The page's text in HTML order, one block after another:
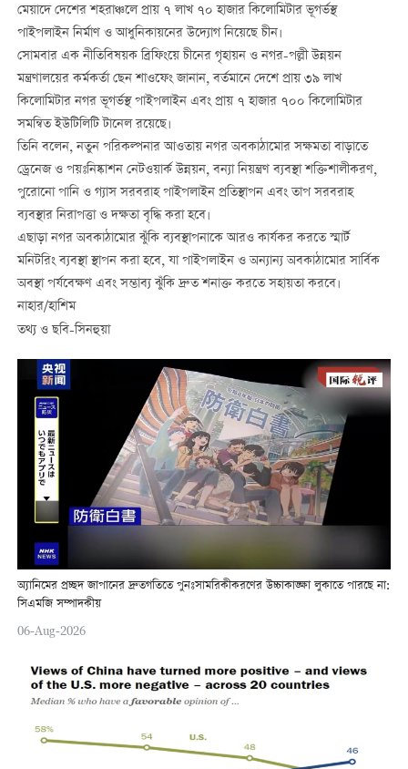
মেয়াদে দেশের শহরাঞ্চলে প্রায় ৭ লাখ ৭০ হাজার কিলোমিটার ভূগর্ভস্থ
পাইপলাইন নির্মাণ ও আধুনিকায়নের উদ্যোগ নিয়েছে চীন।
সোমবার এক নীতিবিষয়ক ব্রিফিংয়ে চীনের গৃহায়ন ও নগর-পল্লী উন্নয়ন
মন্ত্রণালয়েরকর্মকর্তা ছেন শাওফেং জানান, বর্তমানে দেশে প্রায় ৩৯ লাখ
কিলোমিটার নগর ভূগর্ভস্থ পাইপলাইন এবং প্রায় ৭ হাজার ৭০০ কিলোমিটার
সমন্বিত ইউটিলিটি টানেল রয়েছে।
তিনি বলেন, নতুন পরিকল্পনার আওতায় নগর অবকাঠামোর সক্ষমতা বাড়াতে
ড্রেনেজ ও পয়ঃনিষ্কাশন নেটওয়ার্ক উন্নয়ন, বন্যা নিয়ন্ত্রণ ব্যবস্থা শক্তিশালীকরণ,
পুরোনো পানি ও গ্যাস সরবরাহ পাইপলাইন প্রতিস্থাপন এবং তাপ সরবরাহ
ব্যবস্থার নিরাপত্তা ও দক্ষতা বৃদ্ধি করা হবে।
এছাড়া নগর অবকাঠামোর ঝুঁকি ব্যবস্থাপনাকে আরও কার্যকর করতে স্মার্ট
মনিটরিং ব্যবস্থা স্থাপন করা হবে, যা পাইপলাইন ও অন্যান্য অবকাঠামোর সার্বিক
অবস্থা পর্যবেক্ষণ এবং সম্ভাব্য ঝুঁকি দ্রুত শনাক্ত করতে সহায়তা করবে।
নাহার/হাশিম
তথ্য ও ছবি-সিনহুয়া
অ্যানিমের প্রচ্ছদ জাপানের দ্রুতগতিতে পুনঃসামরিকীকরণের উচ্চাকাঙ্ক্ষা লুকাতে পারছে না:
সিএমজি সম্পাদকীয়
06-Aug-2026